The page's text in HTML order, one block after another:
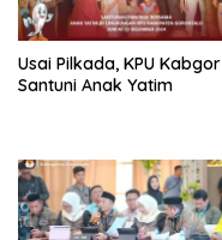
Usai Pilkada, KPU Kabgor
Santuni Anak Yatim